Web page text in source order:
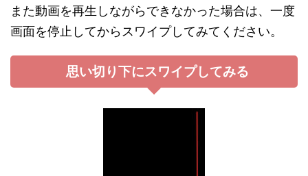
また動画を再生しながらできなかった場合は、一度
画面を停止してからスワイプしてみてください。
思い切り下にスワイプしてみる